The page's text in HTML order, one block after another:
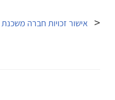
אישור זכויות חברה משכנת